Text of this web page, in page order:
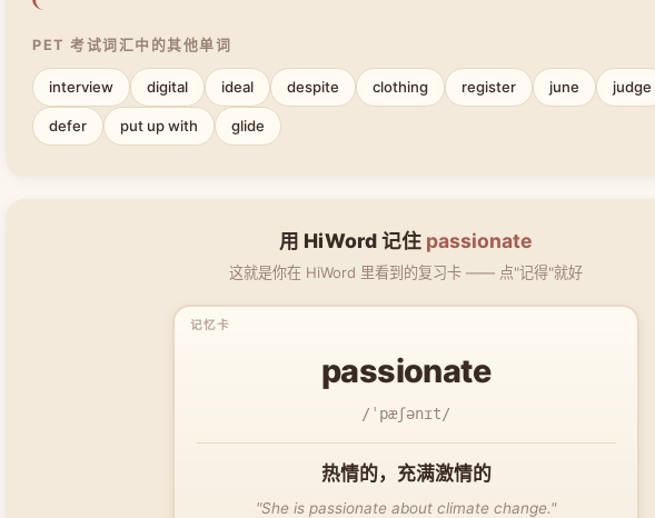
PET 考试词汇中的其他单词
interview digital ideal despite clothing register june judge
defer put up with glide
用 HiWord 记住 passionate
这就是你在 HiWord 里看到的复习卡 —— 点"记得"就好
passionate
/ˈpæʃənɪt/
热情的，充满激情的
"She is passionate about climate change."